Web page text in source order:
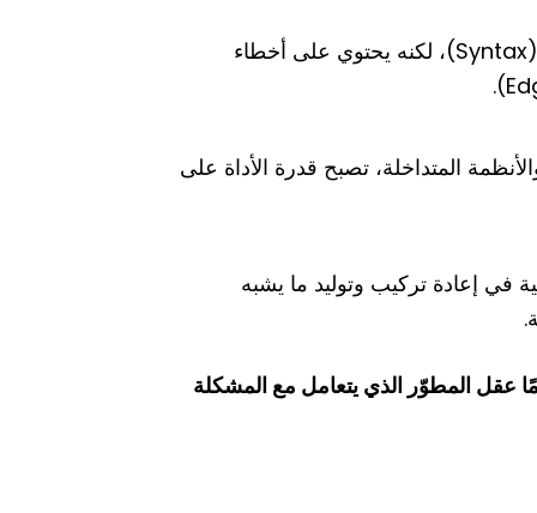
قد تنتج الأداة كودًا يبدو صحيحًا، ويمرّ من حيث التركيب النحوي (Syntax)، لكنه يحتوي على أخطاء
المتداخلة، تصبح قدرة الأداة على
في إعادة تركيب وتوليد ما يشبه
عقل المطوّر الذي يتعامل مع المشكلة